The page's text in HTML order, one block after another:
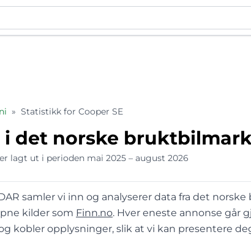
» Statistikk for Cooper SE
i det norske
lagt ut i perioden mai 2025 – august 2026
samler vi inn og analyserer data fra det
kilder som Finn.no. Hver eneste annonse går
kobler opplysninger, slik at vi kan presentere